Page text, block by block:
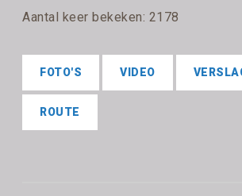
Aantal keer bekeken: 2178
FOTO'S VIDEO
ROUTE